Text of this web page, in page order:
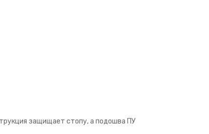
защищает стопу, а подошва ПУ